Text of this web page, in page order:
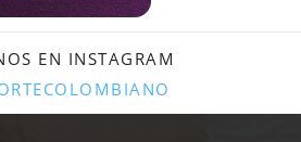
EN INSTAGRAM